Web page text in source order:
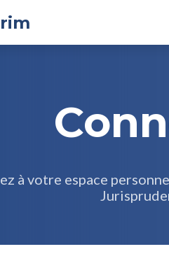
à votre espace